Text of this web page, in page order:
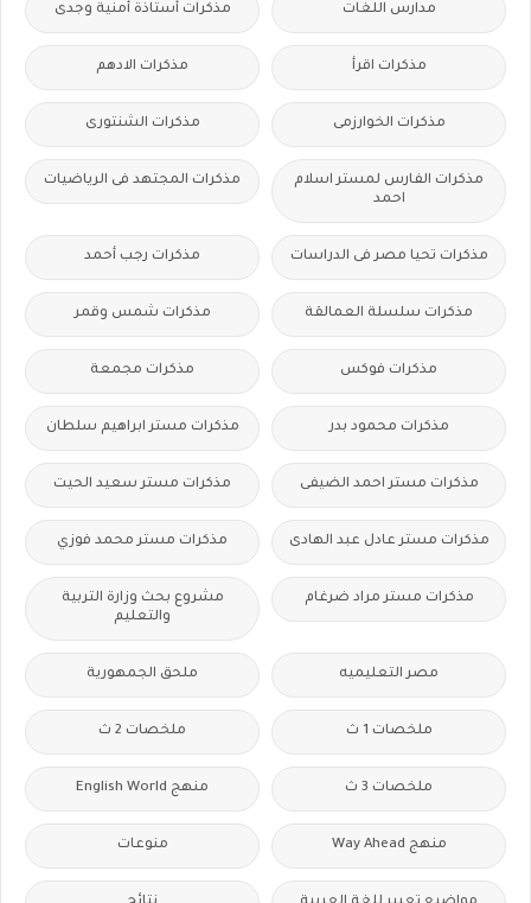
مدارس اللغات مذكرات أستاذة أمنية وجدى
مذكرات اقرأ مذكرات الادهم
مذكرات الخوارزمى مذكرات الشنتورى
مذكرات الفارس لمستر اسلام
احمد
مذكرات المجتهد فى الرياضيات
مذكرات تحيا مصر فى الدراسات مذكرات رجب أحمد
مذكرات سلسلة العمالقة مذكرات شمس وقمر
مذكرات فوكس مذكرات مجمعة
مذكرات محمود بدر مذكرات مستر ابراهيم سلطان
مذكرات مستر احمد الضيفى مذكرات مستر سعيد الحيت
مذكرات مستر عادل عبد الهادى مذكرات مستر محمد فوزي
مذكرات مستر مراد ضرغام
مشروع بحث وزارة التربية
والتعليم
مصر التعليميه ملحق الجمهورية
ملخصات 1 ث ملخصات 2 ث
ملخصات 3 ث منهج English World
منهج Way Ahead منوعات